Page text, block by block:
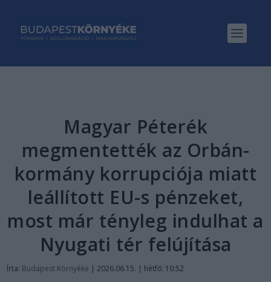
Magyar Péterék
megmentették az Orbán-
kormány korrupciója miatt
leállított EU-s pénzeket,
most már tényleg indulhat a
Nyugati tér felújítása
Írta: Budapest Környéke | 2026.06.15. | hétfő: 10:52